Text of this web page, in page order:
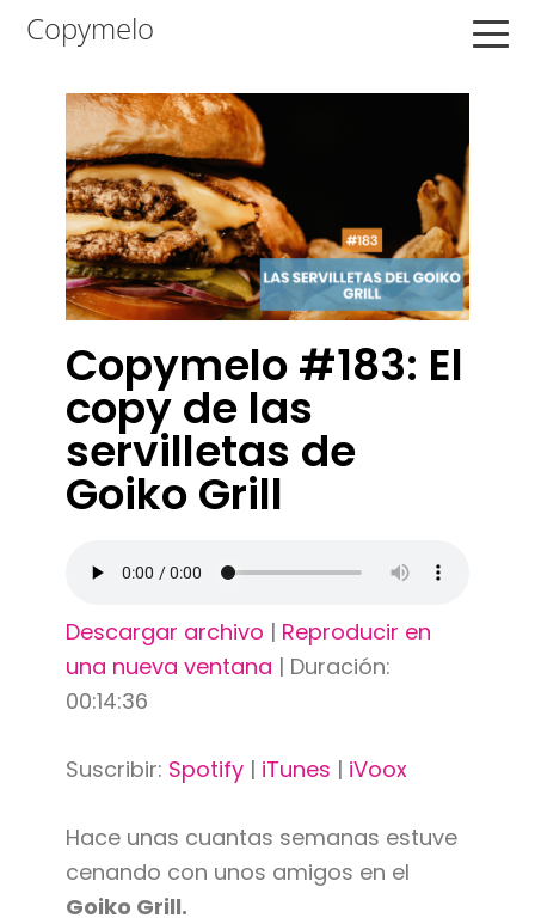
Saltar
navegación
principal
Saltar
contenido
principal
Saltar
principal
Copymelo
Copymelo #183: El
copy de las
servilletas de
Goiko Grill
Descargar archivo | Reproducir en
una nueva ventana | Duración:
00:14:36
Suscribir: Spotify| iTunes | iVoox
Hace unas cuantas semanas estuve
cenando con unos amigos en el
Goiko Grill.